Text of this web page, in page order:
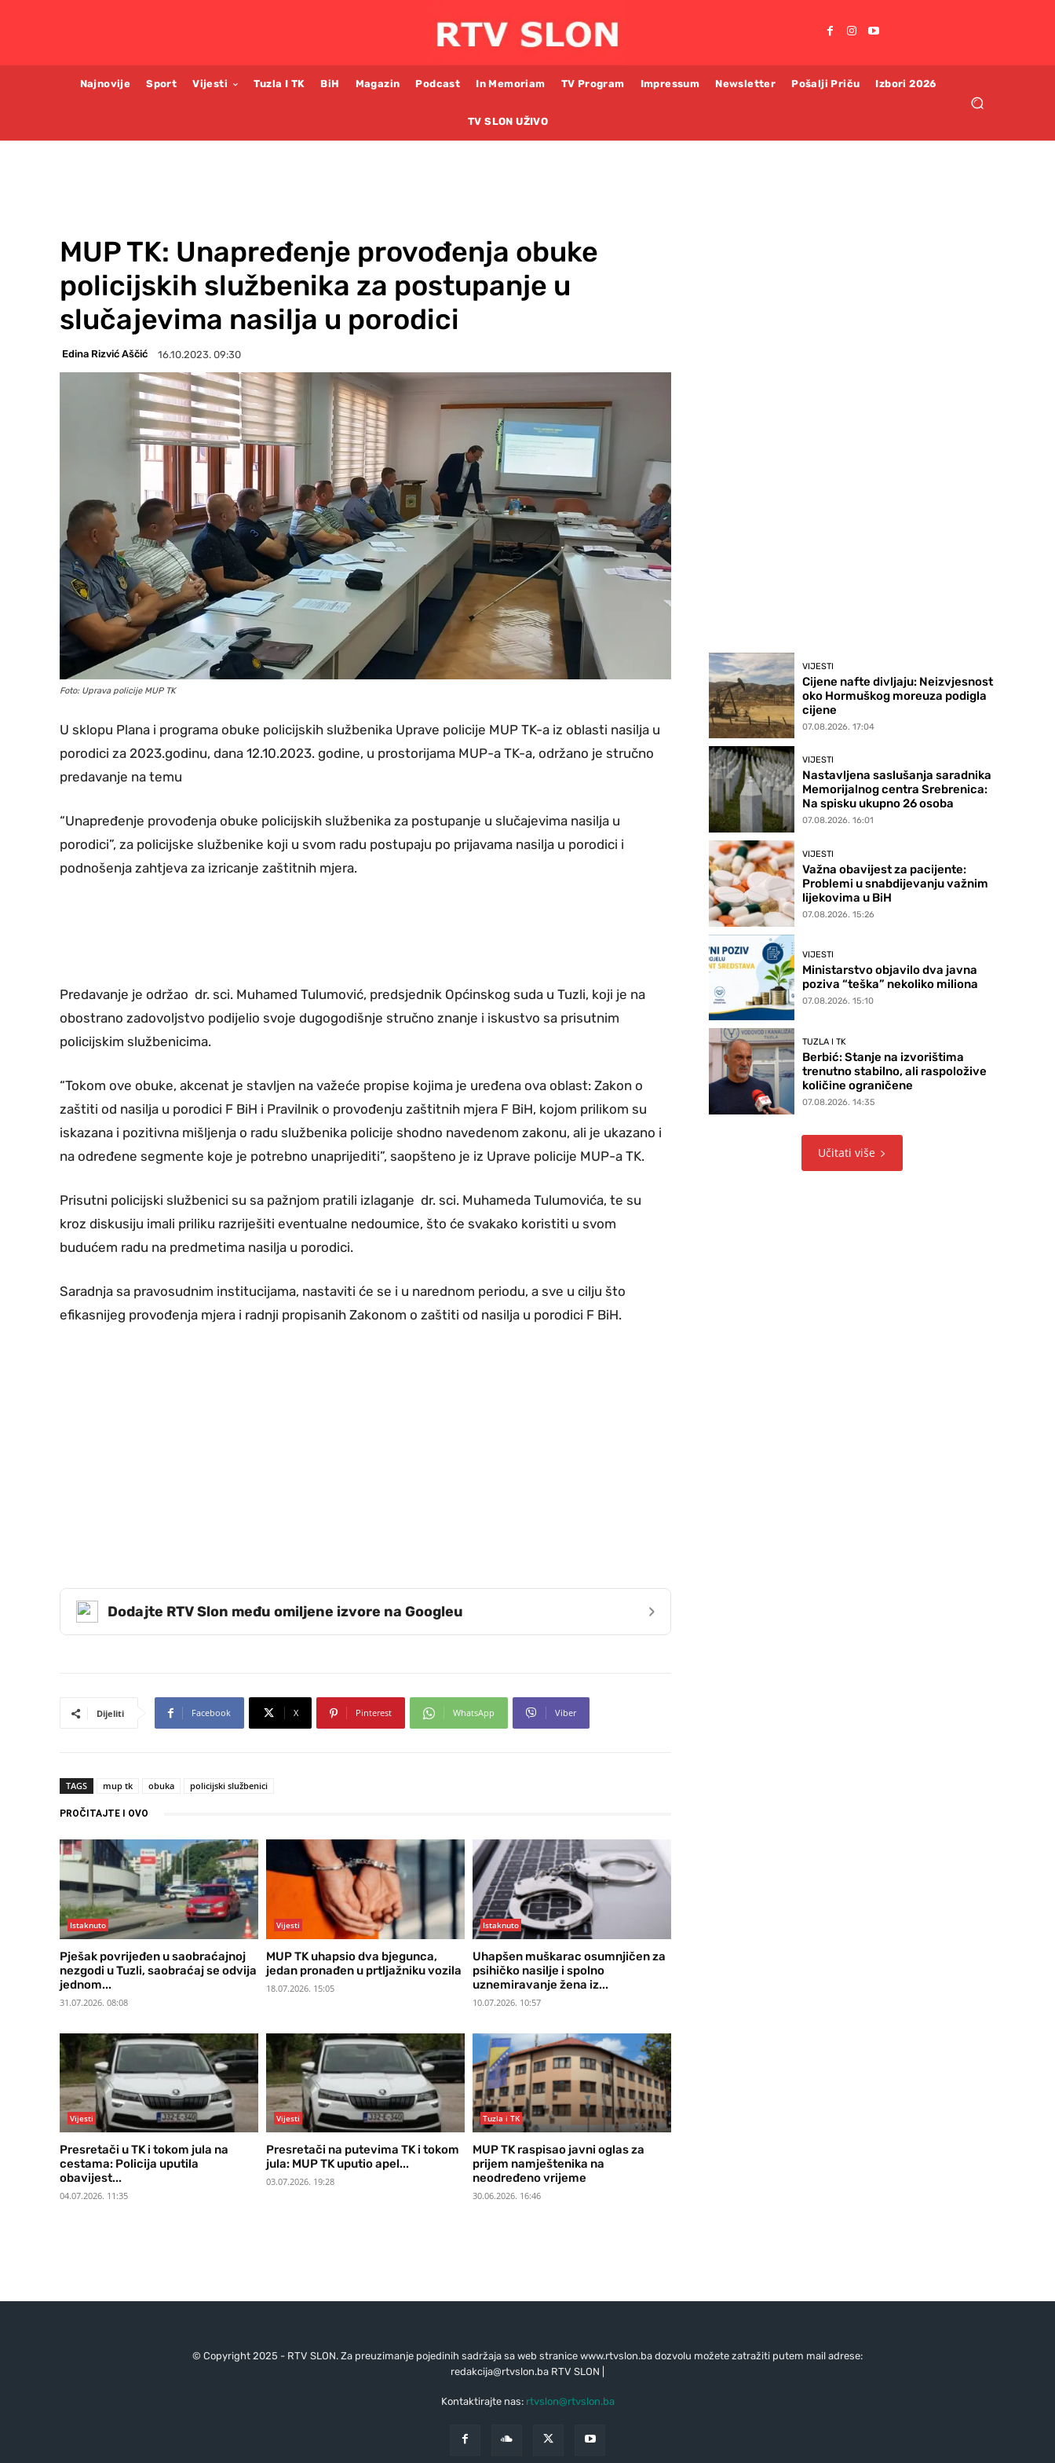
Najnovije Sport Vijesti Tuzla I TK BiH Magazin Podcast In Memoriam TV Program Impressum Newsletter Pošalji Priču Izbori 2026
TV SLON UŽIVO
MUP TK: Unapređenje provođenja obuke
policijskih službenika za postupanje u
slučajevima nasilja u porodici
Edina Rizvić Aščić 16.10.2023. 09:30
Foto: Uprava policije MUP TK
U sklopu Plana i programa obuke policijskih službenika Uprave policije MUP TK-a iz oblasti nasilja u
porodici za 2023.godinu, dana 12.10.2023. godine, u prostorijama MUP-a TK-a, održano je stručno
predavanje na temu
“Unapređenje provođenja obuke policijskih službenika za postupanje u slučajevima nasilja u
porodici”, za policijske službenike koji u svom radu postupaju po prijavama nasilja u porodici i
podnošenja zahtjeva za izricanje zaštitnih mjera.
Predavanje je održao dr. sci. Muhamed Tulumović, predsjednik Općinskog suda u Tuzli, koji je na
obostrano zadovoljstvo podijelio svoje dugogodišnje stručno znanje i iskustvo sa prisutnim
policijskim službenicima.
“Tokom ove obuke, akcenat je stavljen na važeće propise kojima je uređena ova oblast: Zakon o
zaštiti od nasilja u porodici F BiH i Pravilnik o provođenju zaštitnih mjera F BiH, kojom prilikom su
iskazana i pozitivna mišljenja o radu službenika policije shodno navedenom zakonu, ali je ukazano i
na određene segmente koje je potrebno unaprijediti”, saopšteno je iz Uprave policije MUP-a TK.
Prisutni policijski službenici su sa pažnjom pratili izlaganje dr. sci. Muhameda Tulumovića, te su
kroz diskusiju imali priliku razriješiti eventualne nedoumice, što će svakako koristiti u svom
budućem radu na predmetima nasilja u porodici.
Saradnja sa pravosudnim institucijama, nastaviti će se i u narednom periodu, a sve u cilju što
efikasnijeg provođenja mjera i radnji propisanih Zakonom o zaštiti od nasilja u porodici F BiH.
Dodajte RTV Slon među omiljene izvore na Googleu ›
Dijeliti Facebook X Pinterest WhatsApp Viber
TAGS mup tk obuka policijski službenici
PROČITAJTE I OVO
Istaknuto
Pješak povrijeđen u saobraćajnoj
nezgodi u Tuzli, saobraćaj se odvija
jednom...
31.07.2026. 08:08
Vijesti
MUP TK uhapsio dva bjegunca,
jedan pronađen u prtljažniku vozila
18.07.2026. 15:05
Istaknuto
Uhapšen muškarac osumnjičen za
psihičko nasilje i spolno
uznemiravanje žena iz...
10.07.2026. 10:57
Vijesti
Presretači u TK i tokom jula na
cestama: Policija uputila
obavijest...
04.07.2026. 11:35
Vijesti
Presretači na putevima TK i tokom
jula: MUP TK uputio apel...
03.07.2026. 19:28
Tuzla i TK
MUP TK raspisao javni oglas za
prijem namještenika na
neodređeno vrijeme
30.06.2026. 16:46
VIJESTI
Cijene nafte divljaju: Neizvjesnost
oko Hormuškog moreuza podigla
cijene
07.08.2026. 17:04
VIJESTI
Nastavljena saslušanja saradnika
Memorijalnog centra Srebrenica:
Na spisku ukupno 26 osoba
07.08.2026. 16:01
VIJESTI
Važna obavijest za pacijente:
Problemi u snabdijevanju važnim
lijekovima u BiH
07.08.2026. 15:26
VIJESTI
Ministarstvo objavilo dva javna
poziva “teška” nekoliko miliona
07.08.2026. 15:10
TUZLA I TK
Berbić: Stanje na izvorištima
trenutno stabilno, ali raspoložive
količine ograničene
07.08.2026. 14:35
Učitati više
© Copyright 2025 - RTV SLON. Za preuzimanje pojedinih sadržaja sa web stranice www.rtvslon.ba dozvolu možete zatražiti putem mail adrese:
redakcija@rtvslon.baRTV SLON |
Kontaktirajte nas: rtvslon@rtvslon.ba